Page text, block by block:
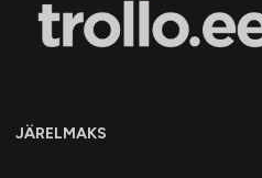
JÄRELMAKS